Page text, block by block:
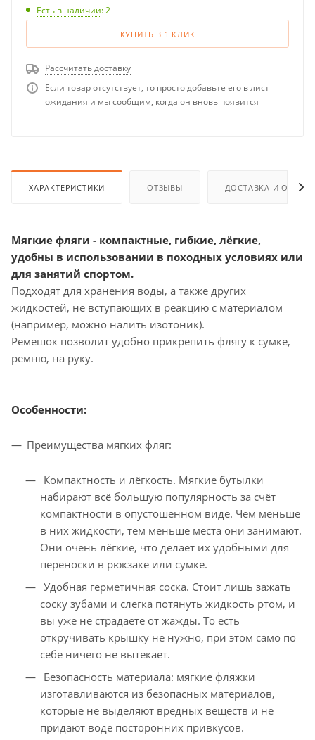
Есть в наличии: 2
КУПИТЬ В 1 КЛИК
Рассчитать доставку
Если товар отсутствует, то просто добавьте его в лист
ожидания и мы сообщим, когда он вновь появится
ХАРАКТЕРИСТИКИ ОТЗЫВЫ ДОСТАВКА И
Мягкие фляги - компактные, гибкие, лёгкие,
удобны в использовании в походных условиях или
для занятий спортом.
Подходят для хранения воды, а также других
жидкостей, не вступающих в реакцию с материалом
(например, можно налить изотоник).
Ремешок позволит удобно прикрепить флягу к сумке,
ремню, на руку.
Особенности:
Преимущества мягких фляг:
Компактность и лёгкость. Мягкие бутылки
набирают всё большую популярность за счёт
компактности в опустошённом виде. Чем меньше
в них жидкости, тем меньше места они занимают.
Они очень лёгкие, что делает их удобными для
переноски в рюкзаке или сумке.
Удобная герметичная соска. Стоит лишь зажать
соску зубами и слегка потянуть жидкость ртом, и
вы уже не страдаете от жажды. То есть
откручивать крышку не нужно, при этом само по
себе ничего не вытекает.
Безопасность материала: мягкие фляжки
изготавливаются из безопасных материалов,
которые не выделяют вредных веществ и не
придают воде посторонних привкусов.